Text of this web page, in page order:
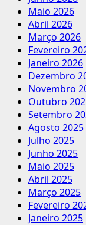
Maio 2026
Abril 2026
Março 2026
Fevereiro
Janeiro 2026
Dezembro
Novembro
Outubro
Setembro
Agosto 2025
Julho 2025
Junho 2025
Maio 2025
Abril 2025
Março 2025
Fevereiro
Janeiro 2025